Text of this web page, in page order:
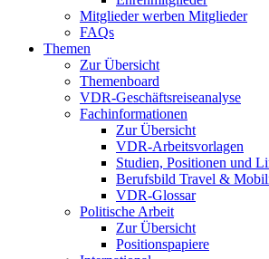
Mitglieder werben Mitglieder
FAQs
Themen
Zur Übersicht
Themenboard
VDR-Geschäftsreiseanalyse
Fachinformationen
Zur Übersicht
VDR-Arbeitsvorlagen
Studien, Positionen und
Berufsbild Travel &
VDR-Glossar
Politische Arbeit
Zur Übersicht
Positionspapiere